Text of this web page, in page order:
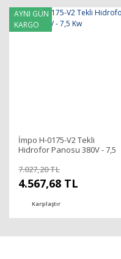
AYNI GÜN
KARGO
İmpo H-0175-V2 Tekli
Hidrofor Panosu 380V - 7,5
7.027,20 TL
4.567,68 TL
Karşılaştır